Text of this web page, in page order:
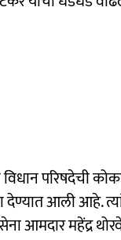
परिषदेची
देण्यात आली आहे.
आमदार महेंद्र